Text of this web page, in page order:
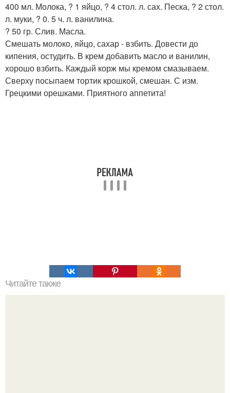
400 мл. Молока, ? 1 яйцо, ? 4 стол. л. сах. Песка, ? 2 стол.
л. муки, ? 0. 5 ч. л. ванилина.
? 50 гр. Слив. Масла.
Смешать молоко, яйцо, сахар - взбить. Довести до
кипения, остудить. В крем добавить масло и ванилин,
хорошо взбить. Каждый корж мы кремом смазываем.
Сверху посыпаем тортик крошкой, смешан. С изм.
Грецкими орешками. Приятного аппетита!
Читайте также